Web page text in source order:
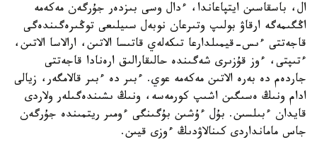
ال، باسقاسىن ايتپاعاندا، ءدال وسى بىزدەر جۇرگەن مەكەمە
اڭگىمەگە ارقاۋ بولىپ وتىرعان نوبەل سىيلىعى توڭىرەگىندەگى
قاجەتتى ءىس-قيمىلدارعا تىكەلەي قاتىسا الاتىن، ارالاسا الاتىن،
ءتىپتى، ءوز قۇزىرى شەگىندە حالىقارالىق ارەنادا قاجەتتى
جاردەم دە بەرە الاتىن مەكەمە عوي. ءبىر دە ءبىر قالامگەر، زيالى
ادام ونىڭ ەسىگىن اشىپ كورمەسە، ونىڭ ىشىندەگىلەر ولاردى
قايدان ءبىلسىن. بۇل ءۇشىن بۇگىنگى ءومىر ريتمىندە جۇرگەن
جاس مامانداردى كىنالاۋدىڭ ءوزى قيىن.